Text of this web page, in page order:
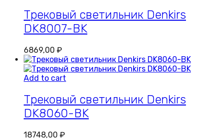
Трековый светильник Denkirs
DK8007-BK
6869,00 ₽
Add to cart
Трековый светильник Denkirs
DK8060-BK
18748,00 ₽